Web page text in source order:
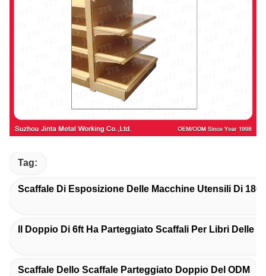
Tag:
Scaffale Di Esposizione Delle Macchine Utensili Di
Il Doppio Di 6ft Ha Parteggiato Scaffali Per Libri Delle
Scaffale Dello Scaffale Parteggiato Doppio Del ODM